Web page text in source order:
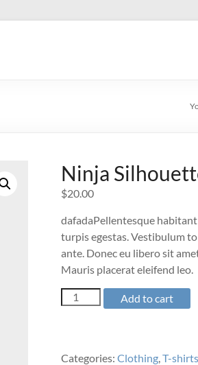
Ninja
$20.00
dafadaPellentesque
turpis egestas. Vestibulum
ante. Donec eu libero sit
Mauris placerat eleifend leo.
Ninja
Silhouette
Add to cart
Categories:Clothing,T-